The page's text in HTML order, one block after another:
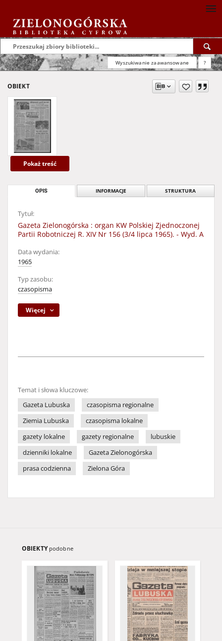
Wyszukiwanie zaawansowane ?
OBIEKT
Pokaż treść
OPIS INFORMACJE STRUKTURA
Tytuł:
Gazeta Zielonogórska : organ KW Polskiej Zjednoczonej
Partii Robotniczej R. XIV Nr 156 (3/4 lipca 1965). - Wyd. A
Data wydania:
1965
Typ zasobu:
czasopisma
Więcej
Temat i słowa kluczowe:
Gazeta Lubuska
czasopisma regionalne
Ziemia Lubuska
czasopisma lokalne
gazety lokalne
gazety regionalne
lubuskie
dzienniki lokalne
Gazeta Zielonogórska
prasa codzienna
Zielona Góra
OBIEKTY podobne